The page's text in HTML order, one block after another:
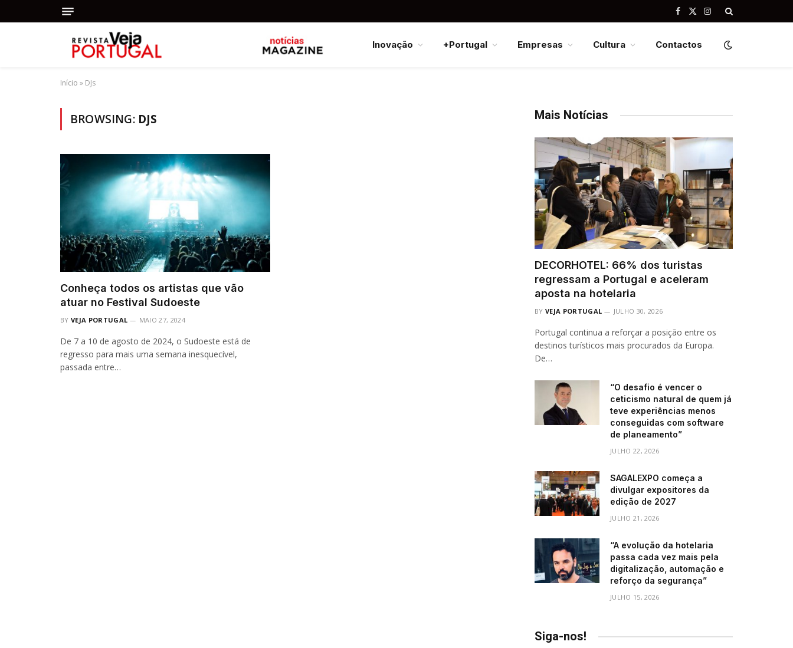
Facebook
X
Instagram
Inovação +Portugal Empresas Cultura Contactos
Início » DJs
BROWSING: DJS
Conheça todos os artistas que vão
atuar no Festival Sudoeste
BY VEJA PORTUGAL MAIO 27, 2024
De 7 a 10 de agosto de 2024, o Sudoeste está de
regresso para mais uma semana inesquecível,
passada entre…
Mais Notícias
DECORHOTEL: 66% dos turistas
regressam a Portugal e aceleram
aposta na hotelaria
BY VEJA PORTUGAL JULHO 30, 2026
Portugal continua a reforçar a posição entre os
destinos turísticos mais procurados da Europa.
De…
“O desafio é vencer o
ceticismo natural de quem já
teve experiências menos
conseguidas com software
de planeamento”
JULHO 22, 2026
SAGALEXPO começa a
divulgar expositores da
edição de 2027
JULHO 21, 2026
“A evolução da hotelaria
passa cada vez mais pela
digitalização, automação e
reforço da segurança”
JULHO 15, 2026
Siga-nos!